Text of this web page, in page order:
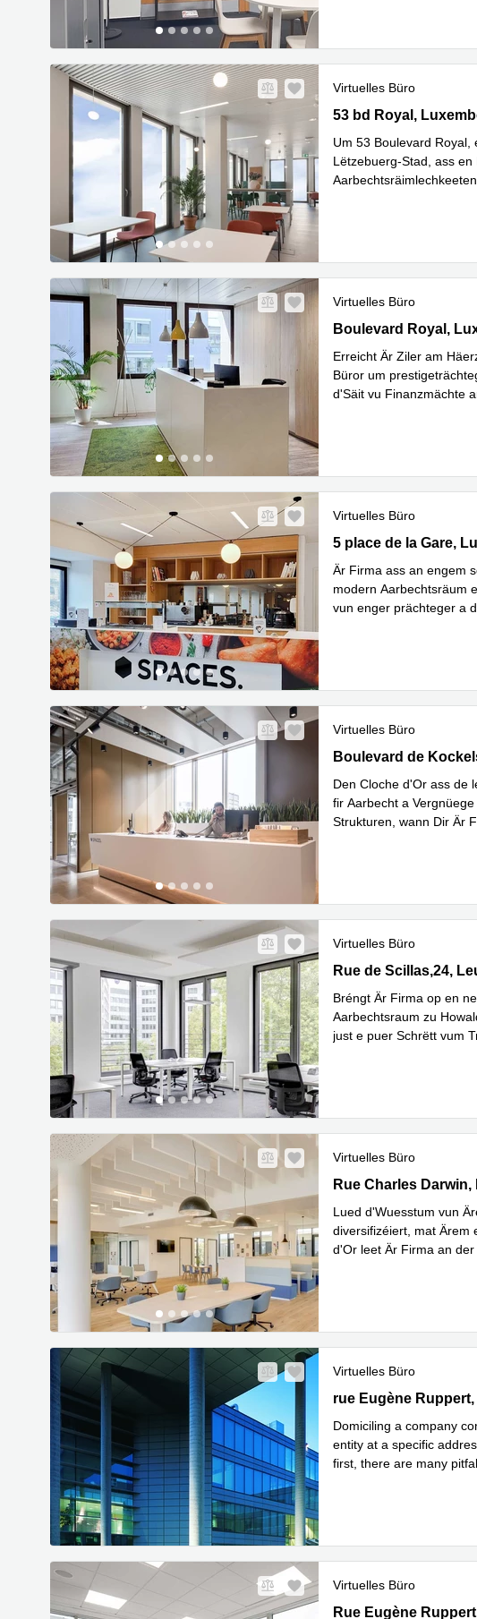
Virtuelles Büro
53 bd Royal,
53 bd Royal,
Um 53 Boulevard
Lëtzebuerg-Stad, ass
Virtuelles Büro
26, Boulevard
Boulevard Royal,
Erreicht Är Ziler am
Büror um
d'Säit vu Finanzmächte
Virtuelles Büro
5 place de la Gare,
5 place de la Gare,
Är Firma ass an engem
modern Aarbechtsräum
vun enger prächteger a
Virtuelles Büro
18 Boulevard de
Boulevard de
Den Cloche d'Or ass de
fir Aarbecht a
Strukturen, wann Dir Är
Virtuelles Büro
Rue de Scillas,24,
Rue de Scillas,24,
Bréngt Är Firma op en
Aarbechtsraum zu
just e puer Schrëtt vum
Virtuelles Büro
Rue Charles Darwin 5,
Rue Charles
Lued d'Wuesstum vun
diversifizéiert, mat Ärem
d'Or leet Är Firma an
Virtuelles Büro
20 rue Eugène
rue Eugène
Domiciling a company
entity at a specific
first, there are many
Virtuelles Büro
Rue Eugène Ruppert
Rue Eugène